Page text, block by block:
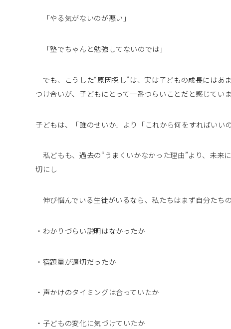
「やる気がないのが悪い」
「塾でちゃんと勉強してないのでは」
でも、こうした“原因探し”は、実は子どもの成長にはあ
つけ合いが、子どもにとって一番つらいことだと感じていま
子どもは、「誰のせいか」より「これから何をすればいい
私どもも、過去の“うまくいかなかった理由”より、未来
切にし
伸び悩んでいる生徒がいるなら、私たちはまず自分たち
・わかりづらい説明はなかったか
・宿題量が適切だったか
・声かけのタイミングは合っていたか
・子どもの変化に気づけていたか